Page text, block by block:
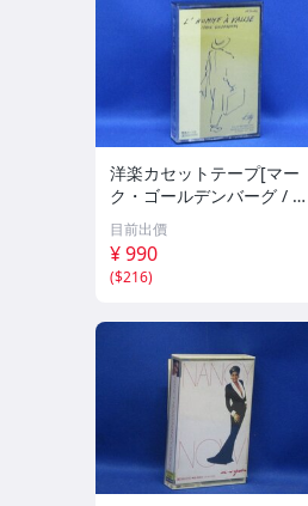
洋楽カセットテープ[マー
ク・ゴールデンバーグ / 鞄
を持った男] 71607
目前出價
¥ 990
($216)